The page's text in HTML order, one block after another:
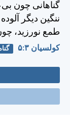
گناهانی چون
ننگين ديگر
طمع نورزيد،
کولسیان ۳:‏۵